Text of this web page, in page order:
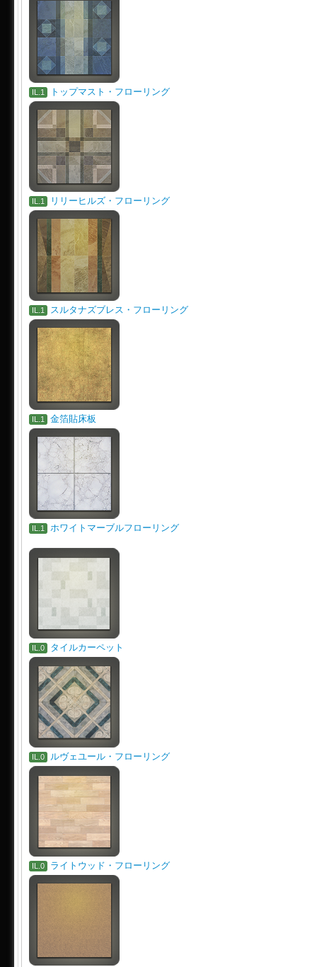
IL.1 トップマスト・フローリング
IL.1 リリーヒルズ・フローリング
IL.1 スルタナズブレス・フローリング
IL.1 金箔貼床板
IL.1 ホワイトマーブルフローリング
IL.0 タイルカーペット
IL.0 ルヴェユール・フローリング
IL.0 ライトウッド・フローリング